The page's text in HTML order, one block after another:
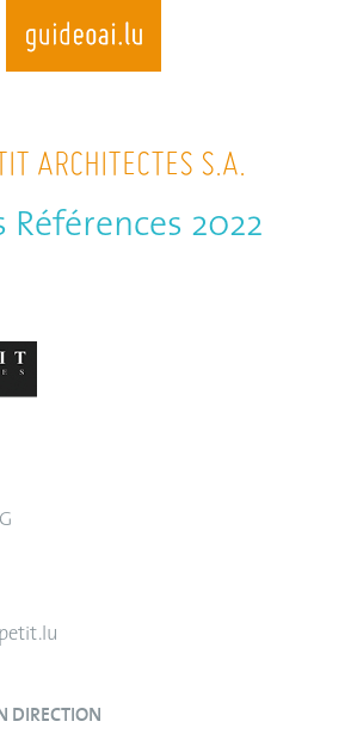
Skip
to
content
ARCHITECTES S.A.
2022
DIRECTION